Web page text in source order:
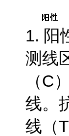
1. 阳
测线
（C
线。
线（